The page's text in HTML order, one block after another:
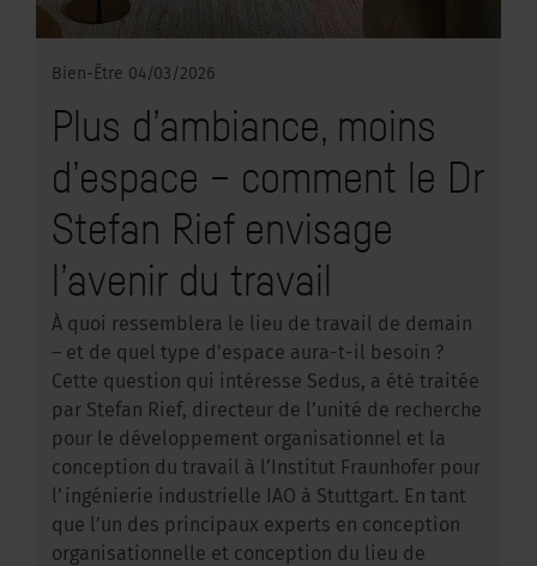
Bien-Être 04/03/2026
Plus d’ambiance, moins
d’espace – comment le Dr
Stefan Rief envisage
l’avenir du travail
À quoi ressemblera le lieu de travail de demain
– et de quel type d’espace aura-t-il besoin ?
Cette question qui intéresse Sedus, a été traitée
par Stefan Rief, directeur de l’unité de recherche
pour le développement organisationnel et la
conception du travail à l’Institut Fraunhofer pour
l’ingénierie industrielle IAO à Stuttgart. En tant
que l’un des principaux experts en conception
organisationnelle et conception du lieu de